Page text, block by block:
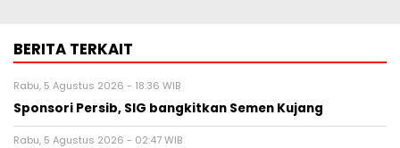
BERITA TERKAIT
Rabu, 5 Agustus 2026 - 18:36 WIB
Sponsori Persib, SIG bangkitkan Semen Kujang
Rabu, 5 Agustus 2026 - 02:47 WIB